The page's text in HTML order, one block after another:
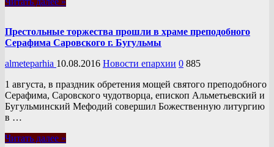
Престольные торжества прошли в храме преподобного
Серафима Саровского г. Бугульмы
almeteparhia 10.08.2016 Новости епархии 0 885
1 августа, в праздник обретения мощей святого преподобного
Серафима, Саровского чудотворца, епископ Альметьевский и
Бугульминский Мефодий совершил Божественную литургию
в …
Читать далее »